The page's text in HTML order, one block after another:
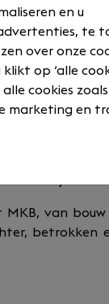
Lunch /
meer zien
ondernemers
toe strijden
MKB, van
betrokken
en u
te
over onze
op ‘alle
cookies zoals
marketing en